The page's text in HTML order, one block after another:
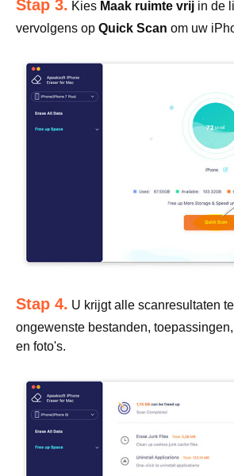
Stap 3. Kies Maak ruimte vrij in de
vervolgens op Quick Scan om uw
Stap 4. U krijgt alle scanresultaten
ongewenste bestanden,
en foto's.